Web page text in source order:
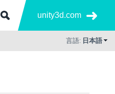
unity3d.com
言語: 日本語